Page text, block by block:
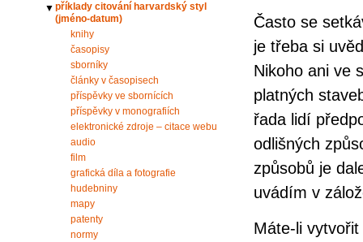
▼ příklady citování harvardský styl
(jméno-datum)
knihy
časopisy
sborníky
články v časopisech
příspěvky ve sbornících
příspěvky v monografiích
elektronické zdroje – citace webu
audio
film
grafická díla a fotografie
hudebniny
mapy
patenty
normy
Často se
je třeba si
Nikoho ani ve
platných
řada lidí
odlišných
způsobů je
uvádím v
Máte-li